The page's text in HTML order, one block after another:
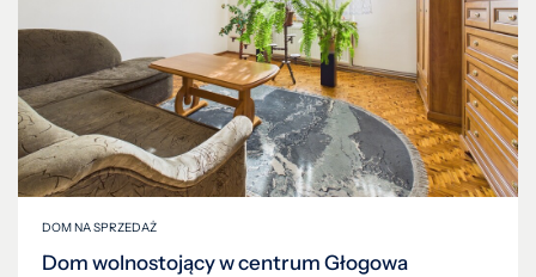
DOM NA SPRZEDAŻ
Dom wolnostojący w centrum Głogowa